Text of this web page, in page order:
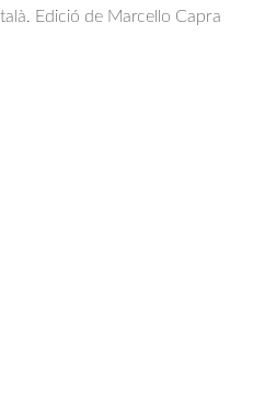
Edició de Marcello Capra